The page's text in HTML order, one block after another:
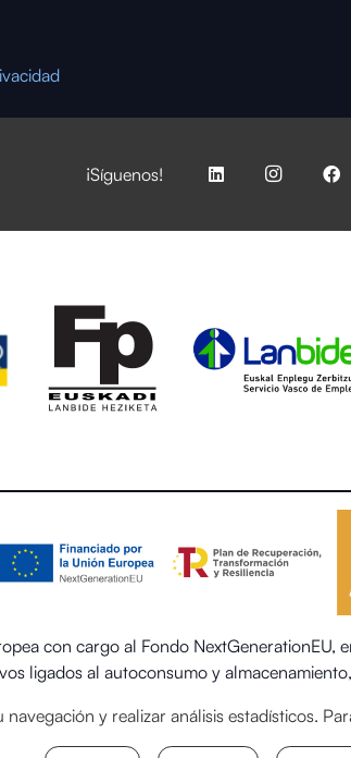
¡Síguenos!
con cargo al Fondo
ligados al autoconsumo y
y realizar análisis estadísticos.